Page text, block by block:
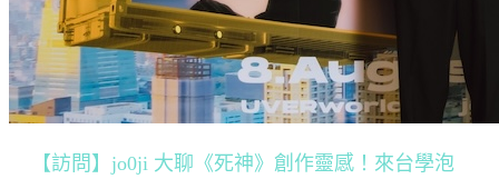
【訪問】jo0ji 大聊《死神》創作靈感！來台學泡